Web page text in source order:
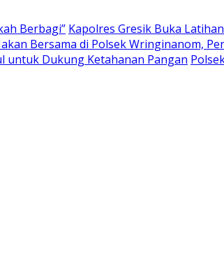
Berbagi” Kapolres Gresik Buka
Bersama di Polsek Wringinanom,
untuk Dukung Ketahanan Pangan